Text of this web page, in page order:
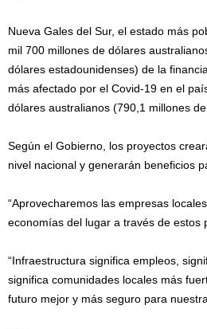
Nueva Gales del Sur, el estado más
mil 700 millones de dólares
dólares estadounidenses) de la
más afectado por el Covid-19 en el
dólares australianos (790,1 millones
Según el Gobierno, los proyectos
nivel nacional y generarán beneficios
“Aprovecharemos las empresas
economías del lugar a través de estos
“Infraestructura significa empleos,
significa comunidades locales más
futuro mejor y más seguro para